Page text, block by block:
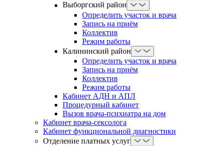
Выборгский район
Определить участок и врача
Запись на приём
Коллектив
Режим работы
Калининский район
Определить участок и врача
Запись на приём
Коллектив
Режим работы
Кабинет АДН и АПЛ
Процедурный кабинет
Вызов врача-психиатра на дом
Кабинет врача-сексолога
Кабинет функциональной диагностики
Отделение платных услуг